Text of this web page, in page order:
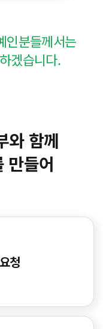
인분들께서는
겠습니다.
와 함께
만들어
청